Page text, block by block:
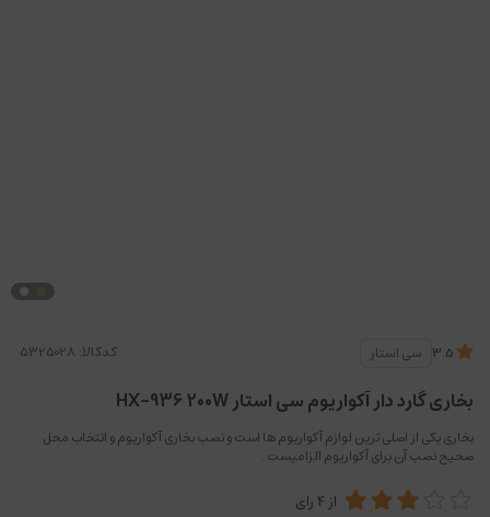
سی استار کدکالا:
بخاری گارد دار آکواریوم سی استار HX-936 200W
بخاری یکی از اصلی ترین لوازم آکواریوم ها است و نصب بخاری آکواریوم و انتخاب محل
صحیح نصب آن برای آکواریوم الزامیست .
از4 رای